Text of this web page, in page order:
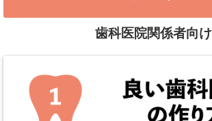
歯科医院関係者向け